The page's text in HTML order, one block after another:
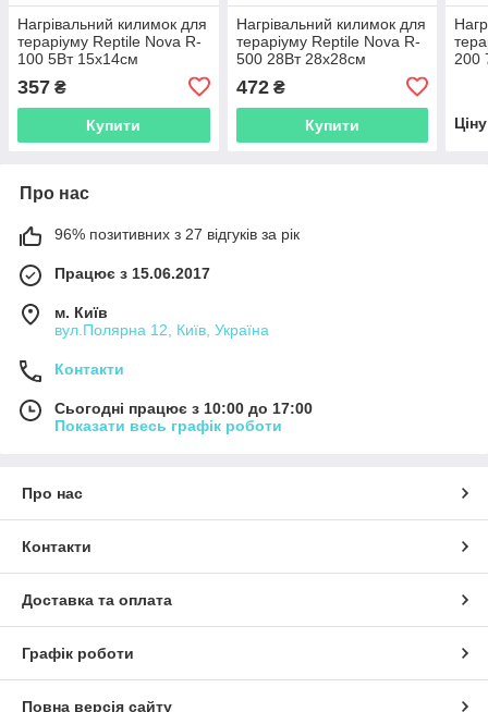
Нагрівальний килимок для
тераріуму Reptile Nova R-
100 5Вт 15x14см
357 ₴
Купити
Нагрівальний килимок для
тераріуму Reptile Nova R-
500 28Вт 28x28см
472₴
Купити
200
Про нас
96% позитивних з 27 відгуків за рік
Працює з 15.06.2017
м. Київ
вул.Полярна 12, Київ, Україна
Контакти
Сьогодні працює з 10:00 до 17:00
Показати весь графік роботи
Про нас
Контакти
Доставка та оплата
Графік роботи
Повна версія сайту